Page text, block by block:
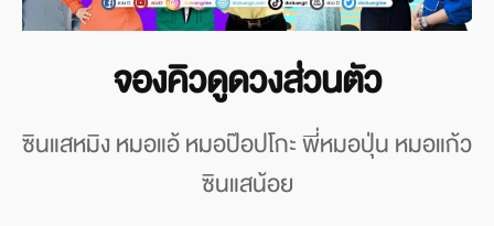
จองคิวดูดวงส่วนตัว
ซินแสหมิง หมอแอ้ หมอป๊อปโกะ พี่หมอปุ่น หมอแก้ว
ซินแสน้อย